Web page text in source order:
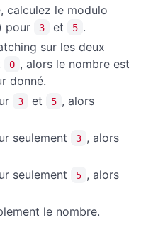
calculez le modulo
pour
3 et 5 .
sur les deux
0 , alors le nombre est
donné.
3 et 5 , alors
seulement 3 , alors
seulement 5 , alors
le nombre.